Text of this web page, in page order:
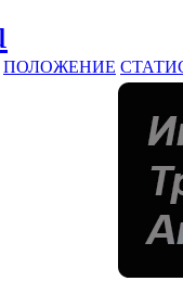
ПОЛОЖЕНИЕ